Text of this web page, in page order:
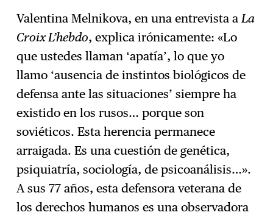
Valentina Melnikova, en una entrevista a La
Croix L’hebdo, explica irónicamente: «Lo
que ustedes llaman ‘apatía’, lo que yo
llamo ‘ausencia de instintos biológicos de
defensa ante las situaciones’ siempre ha
existido en los rusos… porque son
soviéticos. Esta herencia permanece
arraigada. Es una cuestión de genética,
psiquiatría, sociología, de psicoanálisis…».
A sus 77 años, esta defensora veterana de
los derechos humanos es una observadora